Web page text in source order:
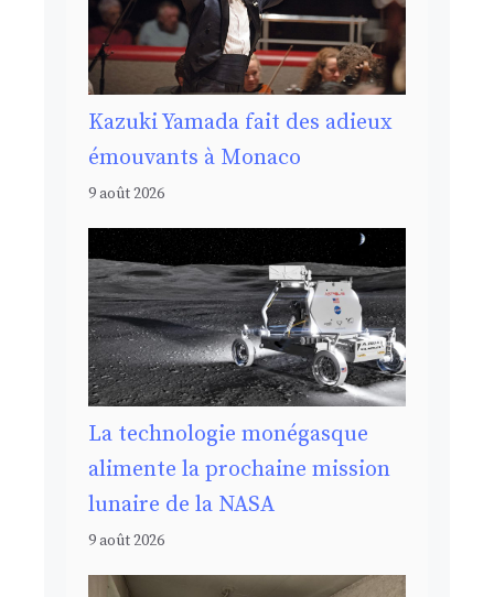
Kazuki Yamada fait des adieux
émouvants à Monaco
9 août 2026
La technologie monégasque
alimente la prochaine mission
lunaire de la NASA
9 août 2026